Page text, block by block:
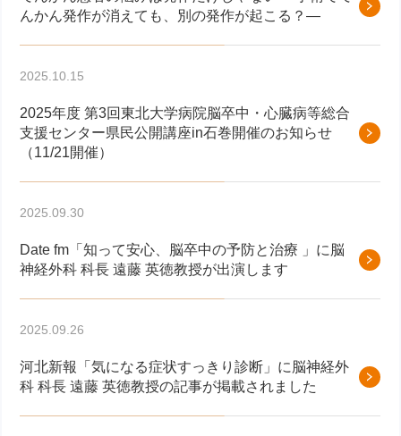
んかん発作が消えても、別の発作が起こる？―
2025.10.15
2025年度 第3回東北大学病院脳卒中・心臓病等総合
支援センター県民公開講座in石巻開催のお知らせ
（11/21開催）
2025.09.30
Date fm「知って安心、脳卒中の予防と治療 」に脳
神経外科 科長 遠藤 英徳教授が出演します
2025.09.26
河北新報「気になる症状すっきり診断」に脳神経外
科 科長 遠藤 英徳教授の記事が掲載されました